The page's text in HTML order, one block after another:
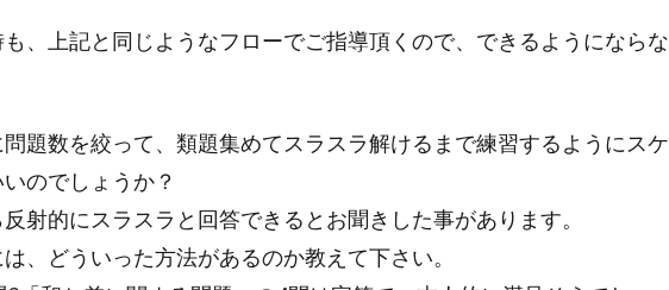
、上記と同じようなフローでご指導頂くので、できるようにならな
題数を絞って、類題集めてスラスラ解けるまで練習するようにスケ
のでしょうか？
射的にスラスラと回答できるとお聞きした事があります。
、どういった方法があるのか教えて下さい。